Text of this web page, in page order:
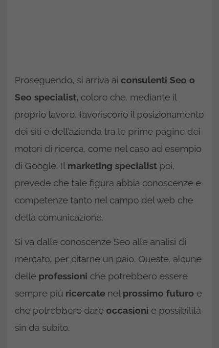
Proseguendo, si arriva ai consulenti Seo o
Seo specialist, coloro che, mediante il
proprio lavoro, favoriscono il posizionamento
dei siti e dell’azienda tra le prime pagine dei
motori di ricerca, come nel caso ad esempio
di Google. Il marketing specialist poi,
prevede che tale figura abbia conoscenze e
competenze tanto nel campo del web che
della comunicazione.
Si va dalle conoscenze Seo alle analisi di
mercato, per citarne un paio. Queste, alcune
delle professioni che potrebbero essere
sempre più ricercate nel prossimo futuro e
che potrebbero dare occasioni e possibilità
sin da subito.